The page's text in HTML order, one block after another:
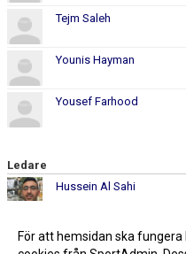
Tejm Saleh
Younis Hayman
Yousef Farhood
Ledare
Hussein Al Sahi
Milan Zaryouch
För att hemsidan ska